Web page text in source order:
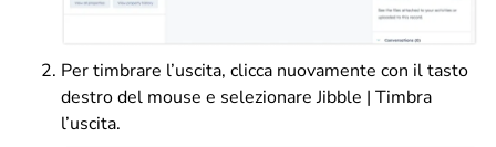
Per timbrare l’uscita, clicca nuovamente con il tasto
destro del mouse e selezionare Jibble | Timbra
l’uscita.